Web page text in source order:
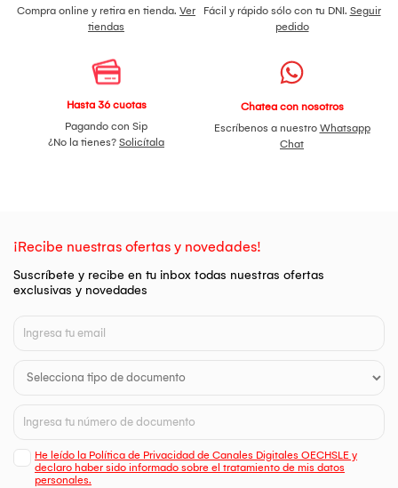
Compra online y retira en tienda. Ver
tiendas
Fácil y rápido sólo con tu DNI. Seguir
pedido
Hasta 36 cuotas
Pagando con Sip
¿No la tienes? Solicítala
Chatea con nosotros
Escríbenos a nuestro Whatsapp
Chat
¡Recibe nuestras ofertas y novedades!
Suscríbete y recibe en tu inbox todas nuestras ofertas
exclusivas y novedades
He leído la Política de Privacidad de Canales Digitales OECHSLE y
declaro haber sido informado sobre el tratamiento de mis datos
personales.